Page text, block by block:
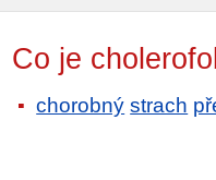
Co je
chorobný strach